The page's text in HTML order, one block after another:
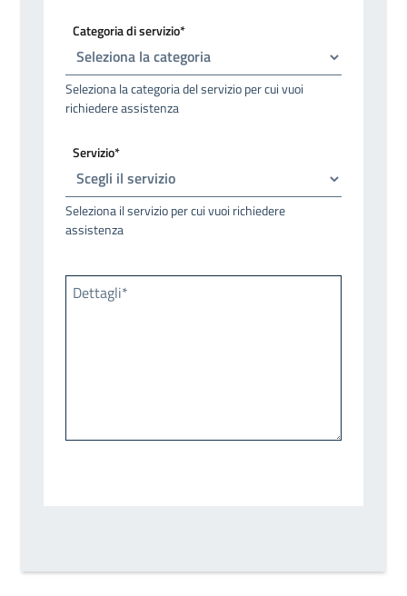
Categoria di servizio*
Seleziona la categoria del servizio per cui vuoi
richiedere assistenza
Servizio*
Seleziona il servizio per cui vuoi richiedere
assistenza
Dettagli*